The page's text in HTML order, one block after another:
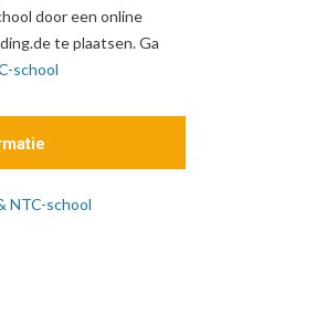
door een online
te plaatsen. Ga
school
NTC-school